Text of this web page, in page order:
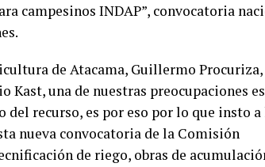
campesinos INDAP”, convocatoria
de Atacama, Guillermo
Kast, una de nuestras preocupaciones es
recurso, es por eso por lo que insto a
nueva convocatoria de la Comisión
de riego, obras de